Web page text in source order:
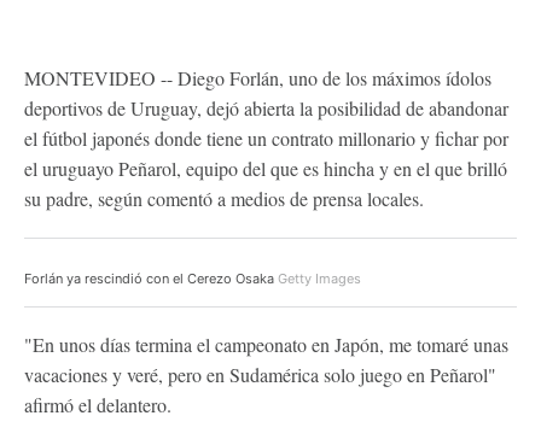
MONTEVIDEO -- Diego Forlán, uno de los máximos ídolos
deportivos de Uruguay, dejó abierta la posibilidad de abandonar
el fútbol japonés donde tiene un contrato millonario y fichar por
el uruguayo Peñarol, equipo del que es hincha y en el que brilló
su padre, según comentó a medios de prensa locales.
Forlán ya rescindió con el Cerezo Osaka Getty Images
"En unos días termina el campeonato en Japón, me tomaré unas
vacaciones y veré, pero en Sudamérica solo juego en Peñarol"
afirmó el delantero.